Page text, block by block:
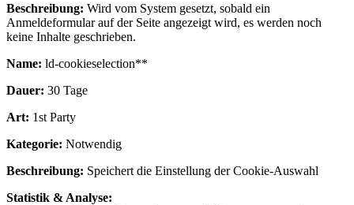
Beschreibung: Wird vom System gesetzt, sobald ein
Anmeldeformular auf der Seite angezeigt wird, es werden noch
keine Inhalte geschrieben.
Name: ld-cookieselection**
Dauer: 30 Tage
Art: 1st Party
Kategorie: Notwendig
Beschreibung: Speichert die Einstellung der Cookie-Auswahl
Statistik & Analyse: